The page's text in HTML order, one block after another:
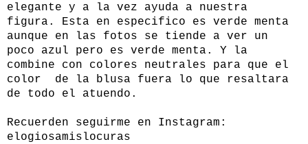
elegante y a la vez ayuda a nuestra
figura. Esta en especifico es verde menta
aunque en las fotos se tiende a ver un
poco azul pero es verde menta. Y la
combine con colores neutrales para que el
color de la blusa fuera lo que resaltara
de todo el atuendo.
Recuerden seguirme en Instagram:
elogiosamislocuras